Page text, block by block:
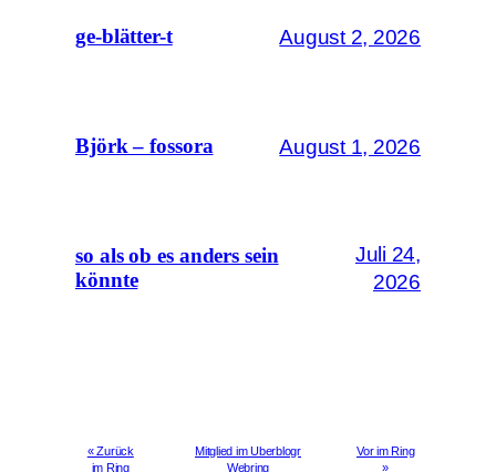
ge-blätter-t August 2, 2026
Björk – fossora August 1, 2026
so als ob es anders sein
könnte
Juli 24,
2026
« Zurück
im Ring
Mitglied im Uberblogr
Webring
Vor im Ring
»